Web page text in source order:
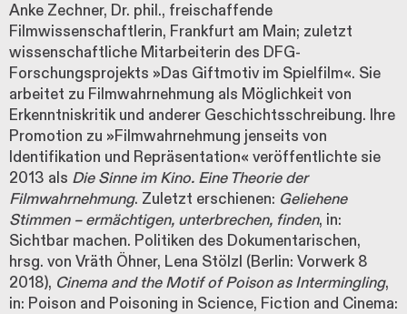
Anke Zechner, Dr. phil., freischaffende
Filmwissenschaftlerin, Frankfurt am Main; zuletzt
wissenschaftliche Mitarbeiterin des DFG-
Forschungsprojekts »Das Giftmotiv im Spielfilm«. Sie
arbeitet zu Filmwahrnehmung als Möglichkeit von
Erkenntniskritik und anderer Geschichtsschreibung. Ihre
Promotion zu »Filmwahrnehmung jenseits von
Identifikation und Repräsentation« veröffentlichte sie
2013 als Die Sinne im Kino. Eine Theorie der
Filmwahrnehmung. Zuletzt erschienen: Geliehene
Stimmen – ermächtigen, unterbrechen, finden, in:
Sichtbar machen. Politiken des Dokumentarischen,
hrsg. von Vräth Öhner, Lena Stölzl (Berlin: Vorwerk 8
2018), Cinema and the Motif of Poison as Intermingling,
in: Poison and Poisoning in Science, Fiction and Cinema: